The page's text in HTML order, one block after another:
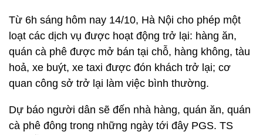
Từ 6h sáng hôm nay 14/10, Hà Nội cho phép một
loạt các dịch vụ được hoạt động trở lại: hàng ăn,
quán cà phê được mở bán tại chỗ, hàng không, tàu
hoả, xe buýt, xe taxi được đón khách trở lại; cơ
quan công sở trở lại làm việc bình thường.
Dự báo người dân sẽ đến nhà hàng, quán ăn, quán
cà phê đông trong những ngày tới đây PGS. TS